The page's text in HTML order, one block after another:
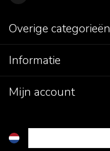
Overige categorieën
Informatie
Mijn account